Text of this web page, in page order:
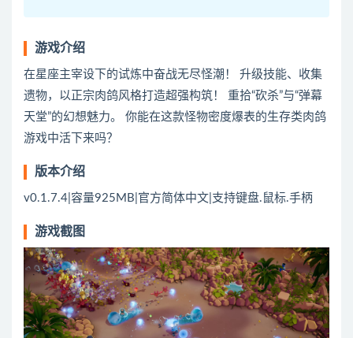
游戏介绍
在星座主宰设下的试炼中奋战无尽怪潮！ 升级技能、收集
遗物，以正宗肉鸽风格打造超强构筑！ 重拾“砍杀”与“弹幕
天堂”的幻想魅力。 你能在这款怪物密度爆表的生存类肉鸽
游戏中活下来吗？
版本介绍
v0.1.7.4|容量925MB|官方简体中文|支持键盘.鼠标.手柄
游戏截图